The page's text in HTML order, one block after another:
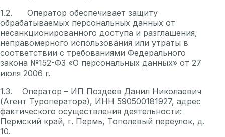
1.2. Оператор обеспечивает защиту
обрабатываемых персональных данных от
несанкционированного доступа и разглашения,
неправомерного использования или утраты в
соответствии с требованиями Федерального
закона №152-ФЗ «О персональных данных» от 27
июля 2006 г.
1.3. Оператор – ИП Поздеев Данил Николаевич
(Агент Туроператора), ИНН 590500181927, адрес
фактического осуществления деятельности:
Пермский край, г. Пермь, Тополевый переулок, д.
10.